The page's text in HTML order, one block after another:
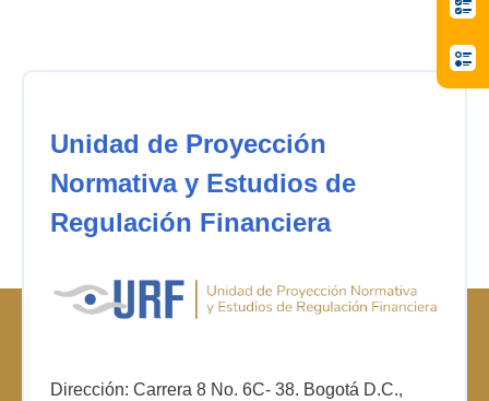
Unidad de Proyección
Normativa y Estudios de
Regulación Financiera
Dirección: Carrera 8 No. 6C- 38. Bogotá D.C.,